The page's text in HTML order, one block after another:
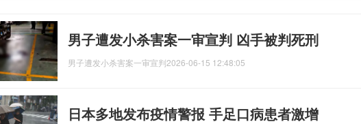
男子遭发小杀害案一审宣判 凶手被判死刑
男子遭发小杀害案一审宣判2026-06-15 12:48:05
日本多地发布疫情警报 手足口病患者激增